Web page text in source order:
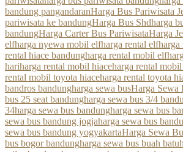
bandung pangandaranHarga Bus Pariwisata
pariwisata ke bandungHarga Bus Shdharga
bandungHarga Carter Bus PariwisataHarga
elfharga nyewa mobil elfharga rental elfharga
rental hiace bandungharga rental mobil elf
hariharga rental mobil hiaceharga rental
rental mobil toyota hiaceharga rental toyota
bandros bandungharga sewa busHarga Sewa
bus 25 seat bandungharga sewa bus 3/4
34harga sewa bus bandungharga sewa bus
sewa bus bandung jogjaharga sewa bus
sewa bus bandung yogyakartaHarga Sewa
bus bogor bandungharga sewa bus buah batu